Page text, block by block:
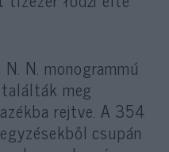
N. monogrammú
meg
rejtve. A 354
csupán